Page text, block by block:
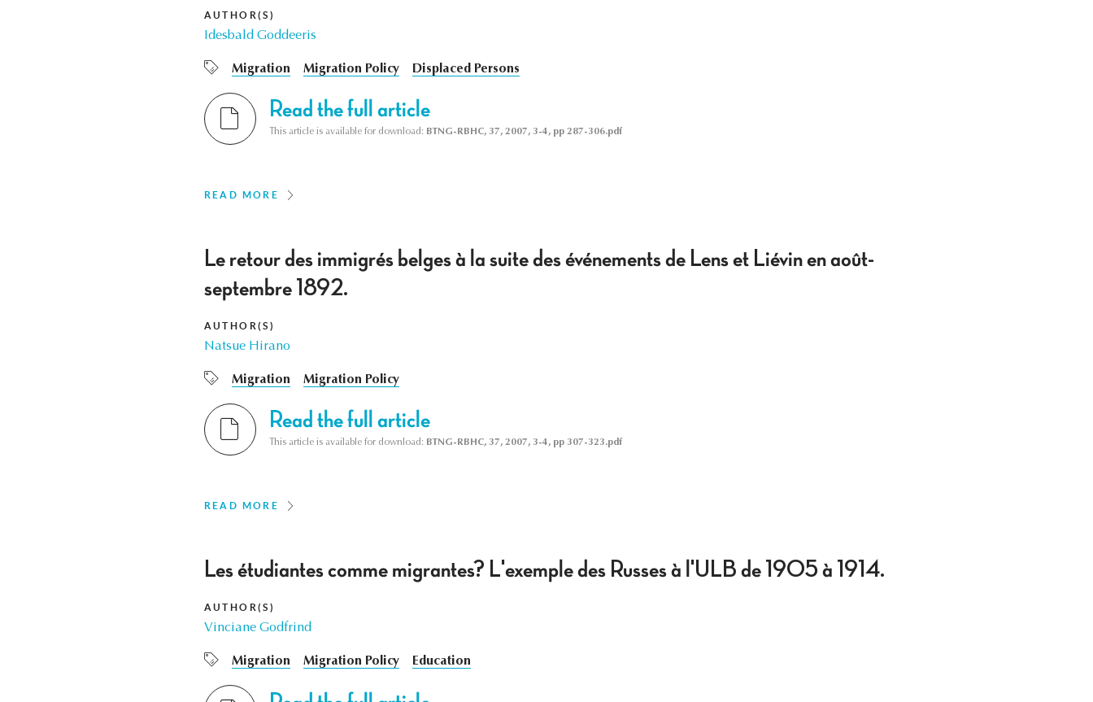
AUTHOR(S)
Idesbald Goddeeris
Migration Migration Policy Displaced Persons
Read the full article
This article is available for download: BTNG-RBHC, 37, 2007, 3-4, pp 287-306.pdf
READ MORE
Le retour des immigrés belges à la suite des événements de Lens et Liévin en août-
septembre 1892.
AUTHOR(S)
Natsue Hirano
Migration Migration Policy
Read the full article
This article is available for download: BTNG-RBHC, 37, 2007, 3-4, pp 307-323.pdf
READ MORE
Les étudiantes comme migrantes? L'exemple des Russes à l'ULB de 1905 à 1914.
AUTHOR(S)
Vinciane Godfrind
Migration Migration Policy Education